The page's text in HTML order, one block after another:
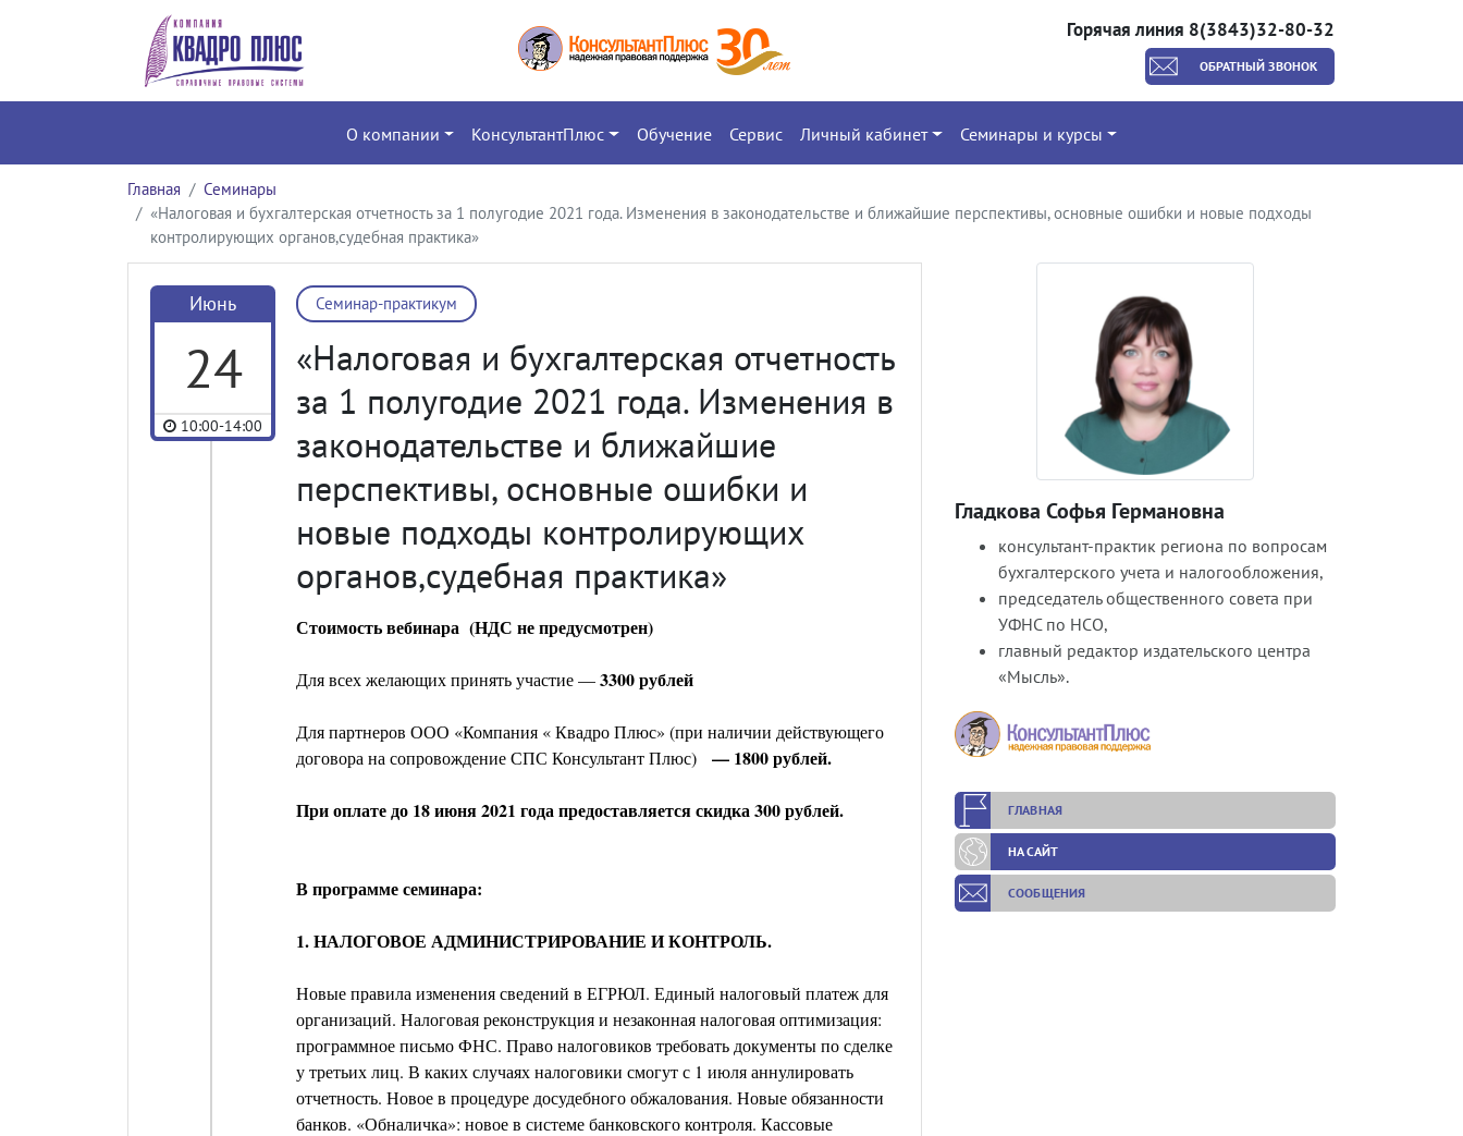
Горячая линия 8(3843)32-80-32
ОБРАТНЫЙ ЗВОНОК
О компании КонсультантПлюс Обучение Сервис Личный кабинет Семинары и курсы
Главная
Семинары
«Налоговая и бухгалтерская отчетность за 1 полугодие 2021 года. Изменения в законодательстве и ближайшие перспективы, основные ошибки и новые подходы
контролирующих органов,судебная практика»
Июнь
24
10:00-14:00
Семинар-практикум
«Налоговая и бухгалтерская отчетность
за 1 полугодие 2021 года. Изменения в
законодательстве и ближайшие
перспективы, основные ошибки и
новые подходы контролирующих
органов,судебная практика»
Стоимость вебинара (НДС не предусмотрен)
Для всех желающих принять участие —3300 рублей
Для партнеров ООО «Компания « Квадро Плюс» (при наличии действующего
договора на сопровождение СПС Консультант Плюс) — 1800 рублей.
При оплате до 18 июня 2021 года предоставляется скидка 300 рублей.
В программе семинара:
1. НАЛОГОВОЕ АДМИНИСТРИРОВАНИЕ И КОНТРОЛЬ.
Новые правила изменения сведений в ЕГРЮЛ. Единый налоговый платеж для
организаций. Налоговая реконструкция и незаконная налоговая оптимизация:
программное письмо ФНС. Право налоговиков требовать документы по сделке
у третьих лиц. В каких случаях налоговики смогут с 1 июля аннулировать
отчетность. Новое в процедуре досудебного обжалования. Новые обязанности
банков. «Обналичка»: новое в системе банковского контроля. Кассовые
Гладкова Софья Германовна
консультант-практик региона по вопросам
бухгалтерского учета и налогообложения,
председатель общественного совета при
УФНС по НСО,
главный редактор издательского центра
«Мысль».
ГЛАВНАЯ
НА САЙТ
СООБЩЕНИЯ